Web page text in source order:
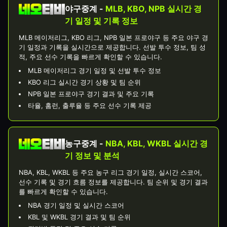
야구중계 - MLB, KBO, NPB 실시간 경
기 일정 및 기록 정보
MLB 메이저리그, KBO 리그, NPB 일본 프로야구 등 주요 야구 경
기 일정과 기록을 실시간으로 제공합니다. 선발 투수 정보, 팀 성
적, 주요 선수 기록을 빠르게 확인할 수 있습니다.
MLB 메이저리그 경기 일정 및 선발 투수 정보
KBO 리그 실시간 경기 상황 및 팀 순위
NPB 일본 프로야구 경기 결과 및 주요 기록
타율, 홈런, 출루율 등 주요 선수 기록 제공
농구중계 - NBA, KBL, WKBL 실시간 경
기 정보 및 분석
NBA, KBL, WKBL 등 주요 농구 리그 경기 일정, 실시간 스코어,
선수 기록 및 경기 흐름 정보를 제공합니다. 팀 순위 및 경기 결과
를 빠르게 확인할 수 있습니다.
NBA 경기 일정 및 실시간 스코어
KBL 및 WKBL 경기 결과 및 팀 순위